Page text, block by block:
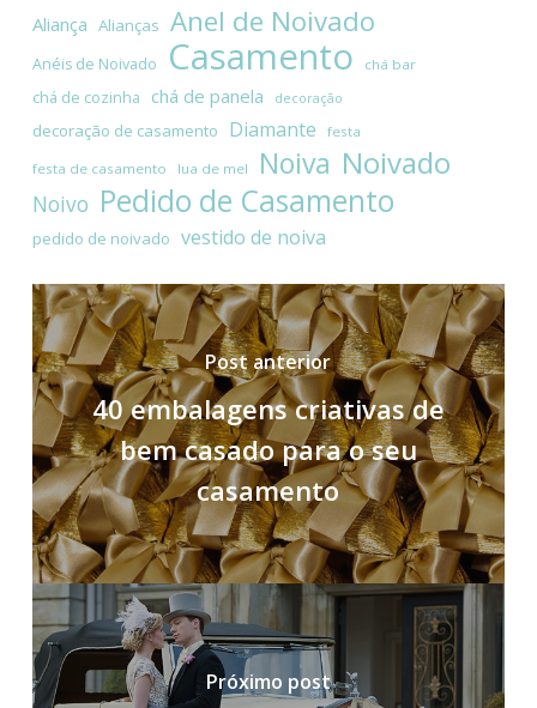
Aliança Alianças Anel de Noivado
Anéis de Noivado Casamento chá bar
chá de cozinha chá de panela decoração
decoração de casamento Diamante festa
festa de casamento lua de mel Noiva Noivado
Noivo Pedido de Casamento
pedido de noivado vestido de noiva
Post anterior
40 embalagens criativas de
bem casado para o seu
casamento
Próximo post